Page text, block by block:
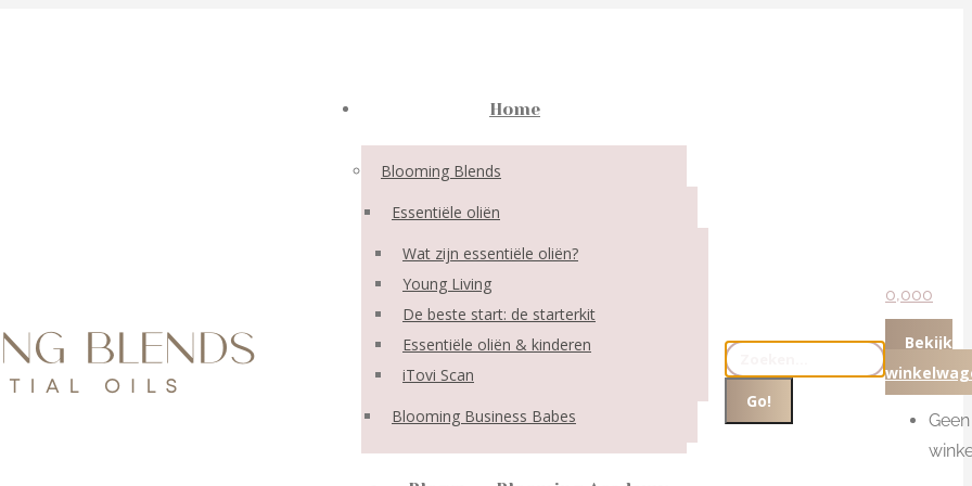
Home
Blooming Blends
Essentiële oliën
Wat zijn essentiële oliën?
Young Living
De beste start: de starterkit
Essentiële oliën & kinderen
iTovi Scan
Blooming Business Babes
Search:
0,000
Bekijk